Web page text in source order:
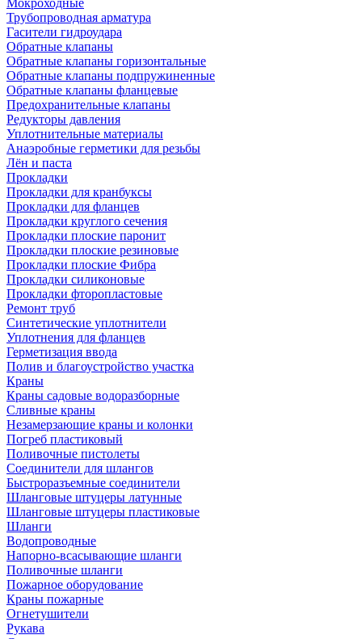
Трубопроводная арматура
Гасители гидроудара
Обратные клапаны
Обратные клапаны горизонтальные
Обратные клапаны подпружиненные
Обратные клапаны фланцевые
Предохранительные клапаны
Редукторы давления
Уплотнительные материалы
Анаэробные герметики для резьбы
Лён и паста
Прокладки
Прокладки для кранбуксы
Прокладки для фланцев
Прокладки круглого сечения
Прокладки плоские паронит
Прокладки плоские резиновые
Прокладки плоские Фибра
Прокладки силиконовые
Прокладки фторопластовые
Ремонт труб
Синтетические уплотнители
Уплотнения для фланцев
Герметизация ввода
Полив и благоустройство участка
Краны
Краны садовые водоразборные
Сливные краны
Незамерзающие краны и колонки
Погреб пластиковый
Поливочные пистолеты
Соединители для шлангов
Быстроразъемные соединители
Шланговые штуцеры латунные
Шланговые штуцеры пластиковые
Шланги
Водопроводные
Напорно-всасывающие шланги
Поливочные шланги
Пожарное оборудование
Краны пожарные
Огнетушители
Рукава